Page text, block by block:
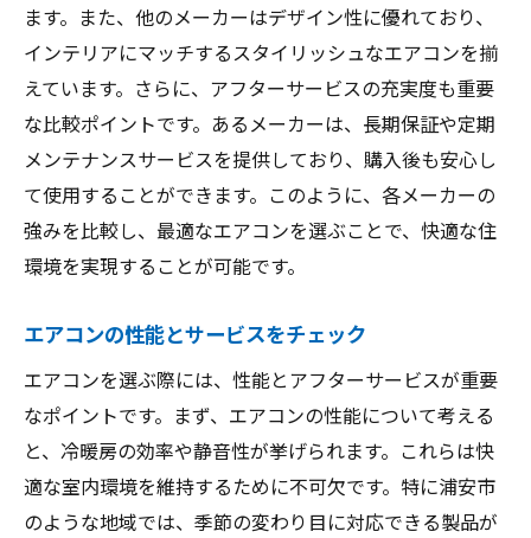
エアコン選びで失敗しない方法
浦安市で話題のエアコンメーカー特集
地元でおすすめのエアコン購入術
エアコンの選び方を詳しく解説
快適なエアコン生活のための選び方
浦安市から見るエアコン選びのポイント
ます。また、他のメーカーはデザイン性に優れており、
インテリアにマッチするスタイリッシュなエアコンを揃
えています。さらに、アフターサービスの充実度も重要
な比較ポイントです。あるメーカーは、長期保証や定期
メンテナンスサービスを提供しており、購入後も安心し
て使用することができます。このように、各メーカーの
強みを比較し、最適なエアコンを選ぶことで、快適な住
環境を実現することが可能です。
エアコンの性能とサービスをチェック
エアコンを選ぶ際には、性能とアフターサービスが重要
なポイントです。まず、エアコンの性能について考える
と、冷暖房の効率や静音性が挙げられます。これらは快
適な室内環境を維持するために不可欠です。特に浦安市
のような地域では、季節の変わり目に対応できる製品が